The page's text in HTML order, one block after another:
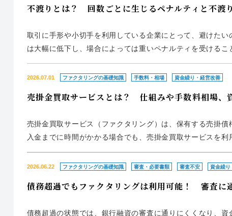
不渡りとは？ 回数ごとに生じるペナルティと不渡
取引に手形や小切手を利用している企業にとって、避けた
は大幅に低下し、場合によっては重いペナルティを受ける
は不渡りの基礎知識と、不渡りを出した場合のペナルティ
的な対策をまとめま...
2026.07.01 ファクタリングの基礎知識 手数料・相場 資金繰り・経営改善
売掛金買取サービスとは？ 仕組みや手数料相場、
売掛金買取サービス（ファクタリング）は、保有する売掛
入金までに時間がかかる場合でも、売掛金買取サービスを
ちます。ただし、手数料が発生するため継続利用すると資
する可能性がある点...
2026.06.22 ファクタリングの基礎知識 審査・必要書類 審査不安 資金繰り
債務超過でもファクタリングは利用可能！ 審査に
債務超過の状態では、銀行融資の審査に通りにくくなり、